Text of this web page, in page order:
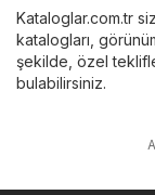
Kataloglar.com.tr
katalogları,
şekilde, özel
bulabilirsiniz.